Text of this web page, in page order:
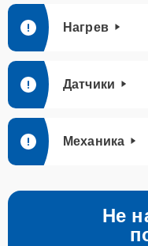
Нагрев
Датчики
Механика
Не